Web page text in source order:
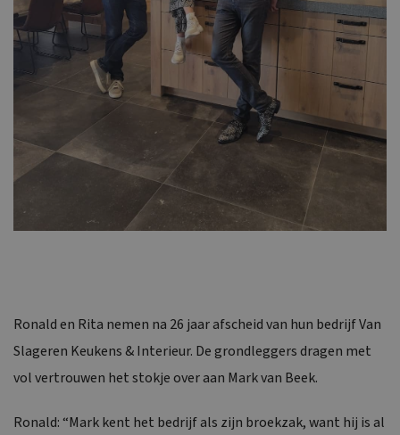
Ronald en Rita nemen na 26 jaar afscheid van hun bedrijf Van
Slageren Keukens & Interieur. De grondleggers dragen met
vol vertrouwen het stokje over aan Mark van Beek.
Ronald: “Mark kent het bedrijf als zijn broekzak, want hij is al